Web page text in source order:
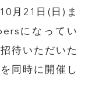
月21日(日)ま
になってい
待いただいた
同時に開催し